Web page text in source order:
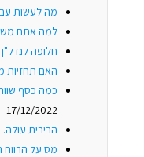
מה לעשות עם 100,000
למה אתם
חלופה
האם
כמה כסף
17/12/2022
הריבית
מס על הרווח